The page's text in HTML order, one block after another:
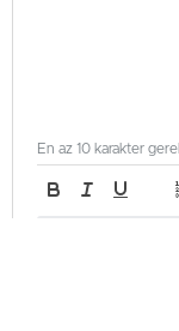
En az 10 karakter